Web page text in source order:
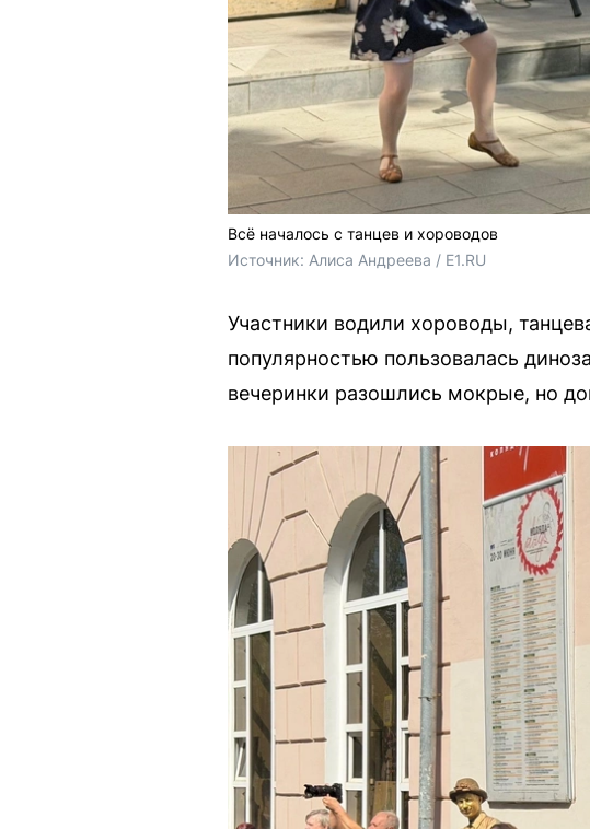
Всё началось с танцев и хороводов
Источник: Алиса Андреева / E1.RU
Участники водили хороводы,
популярностью пользовалась
вечеринки разошлись мокрые, но